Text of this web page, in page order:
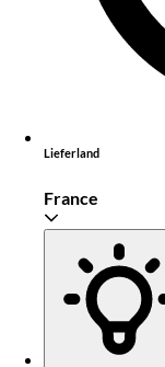
Lieferland
France